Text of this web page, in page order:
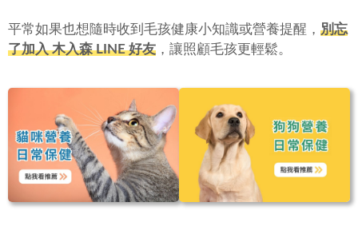
平常如果也想隨時收到毛孩健康小知識或營養提醒， 別忘
了加入 木入森 LINE 好友 ，讓照顧毛孩更輕鬆。